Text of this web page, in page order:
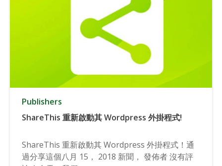
Publishers
ShareThis 重新啟動其 Wordpress 外掛程式!
ShareThis 重新啟動其 Wordpress 外掛程式！通
過分享這個八月 15， 2018 新聞， 發佈者 沒有評